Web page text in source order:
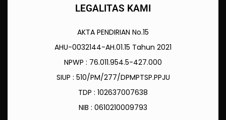
LEGALITAS KAMI
AKTA PENDIRIAN No.15
AHU-0032144-AH.01.15 Tahun 2021
NPWP : 76.011.954.5-427.000
SIUP : 510/PM/277/DPMPTSP.PPJU
TDP : 102637007638
NIB : 0610210009793